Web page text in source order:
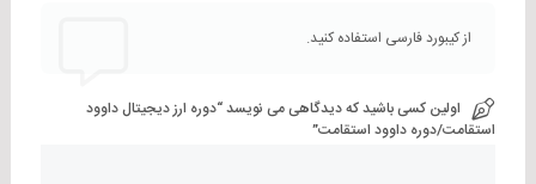
داوود استقامت ارز دیجیتال
از کیبورد فارسی استفاده کنید.
اولین کسی باشید که دیدگاهی می نویسد “دوره ارز دیجیتال داوود
استقامت/دوره داوود استقامت”